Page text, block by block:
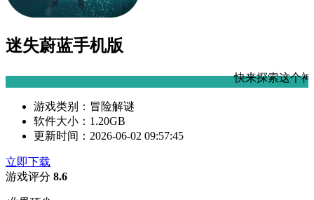
迷失蔚蓝手机版
快来探索这个神秘的大海吧！
游戏类别： 冒险解谜
软件大小： 1.20GB
更新时间： 2026-06-02 09:57:45
立即下载
游戏评分 8.6